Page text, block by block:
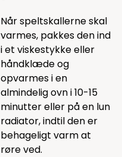
Når speltskallerne skal
varmes, pakkes den ind
i et viskestykke eller
håndklæde og
opvarmes i en
almindelig ovn i 10-15
minutter eller på en lun
radiator, indtil den er
behageligt varm at
røre ved.